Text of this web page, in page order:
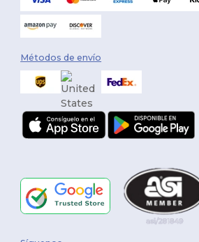
Métodos de envío